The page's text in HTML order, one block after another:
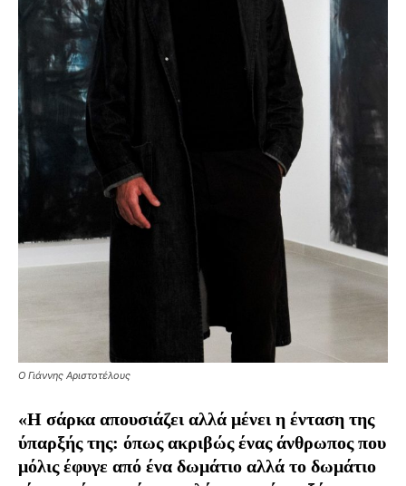
Ο Γιάννης Αριστοτέλους
«Η σάρκα απουσιάζει αλλά μένει η ένταση της
ύπαρξής της: όπως ακριβώς ένας άνθρωπος που
μόλις έφυγε από ένα δωμάτιο αλλά το δωμάτιο